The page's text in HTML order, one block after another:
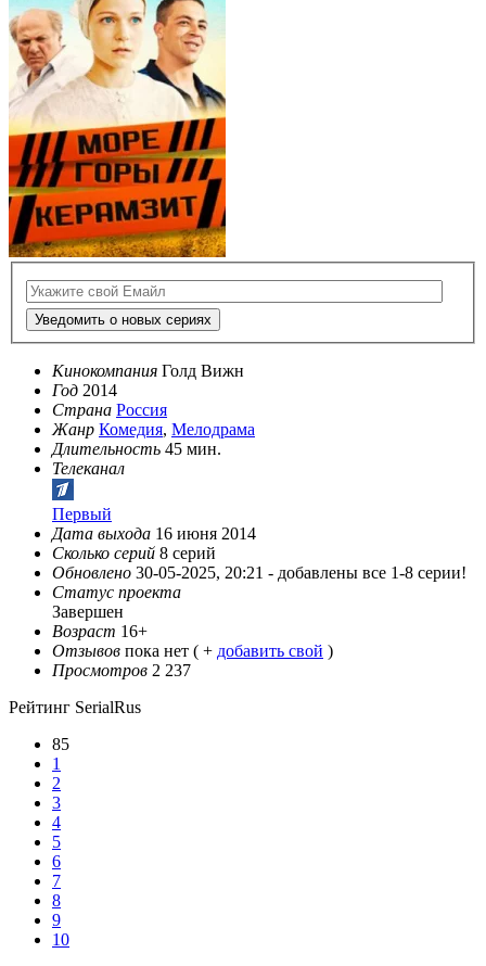
Уведомить о новых сериях
Кинокомпания Голд Вижн
Год 2014
Страна Россия
Жанр Комедия, Мелодрама
Длительность 45 мин.
Телеканал
Первый
Дата выхода 16 июня 2014
Сколько серий 8 серий
Обновлено 30-05-2025, 20:21 - добавлены все 1-8 серии!
Статус проекта
Завершен
Возраст 16+
Отзывов пока нет ( + добавить свой )
Просмотров 2 237
Рейтинг SerialRus
85
1
2
3
4
5
6
7
8
9
10